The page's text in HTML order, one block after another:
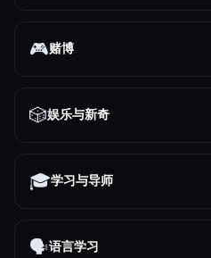
🎮赌博
🎲娱乐与新奇
🎓学习与导师
🗣️语言学习